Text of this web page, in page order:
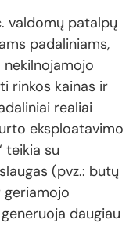
valdomų patalpų
padaliniams,
rinkos kainas ir
realiai
eksploatavimo
teikia su
(pvz.: butų
geriamojo
daugiau